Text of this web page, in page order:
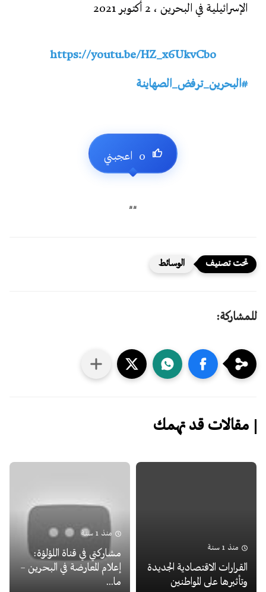
الإسرائيلية في البحرين ، 2 أكتوبر 2021
https://youtu.be/HZ_x6UkvCbo
#البحرين_ترفض_الصهاينة
##
الوسائط
للمشاركة:
مقالات قد تهمك
منذ 1 سنة
القرارات الاقتصادية الجديدة
وتأثيرها على المواطنين
منذ 1 سنة
مشاركتي في قناة اللؤلؤة:
إعلام المعارضة في البحرين –
ما...